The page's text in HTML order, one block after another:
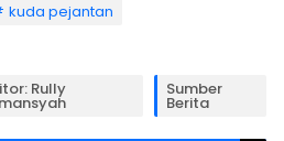
kuda pejantan
Rully Sumber
Berita